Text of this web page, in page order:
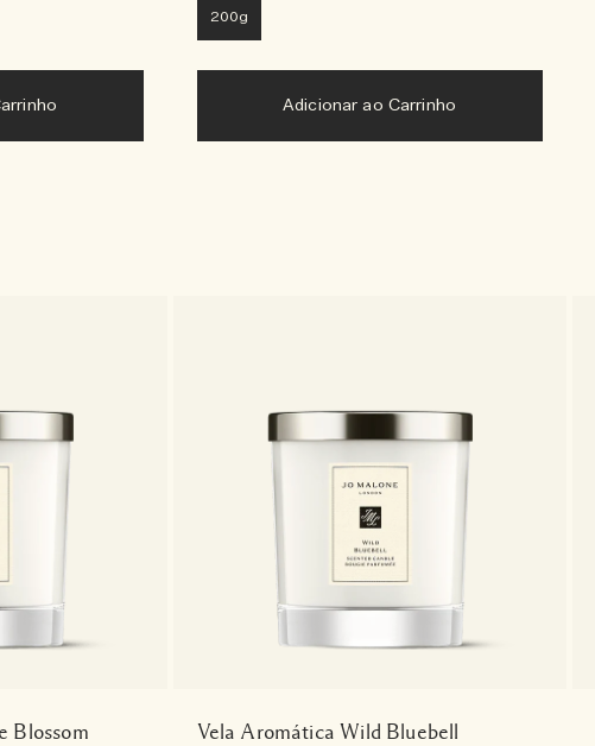
200g
Adicionar ao Carrinho
Blossom Vela Aromática Wild Bluebell